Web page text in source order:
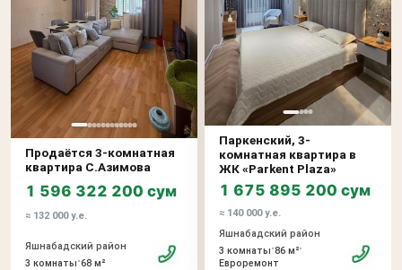
Продаётся 3-комнатная
квартира С.Азимова
1 596 322 200 сум
≈ 132 000 у.е.
Яшнабадский район
3 комнаты•68 м²
Паркенский, 3-
комнатная квартира в
ЖК «Parkent Plaza»
1 675 895 200 сум
≈ 140 000 у.е.
Яшнабадский район
3 комнаты•86 м²•
Евроремонт